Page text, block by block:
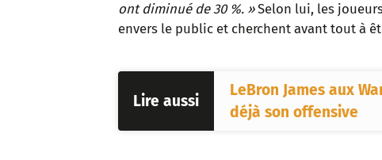
ont diminué de 30 %. »Selon lui, les
envers le public et cherchent avant tout à
Lire aussi
LeBron James aux
déjà son offensive